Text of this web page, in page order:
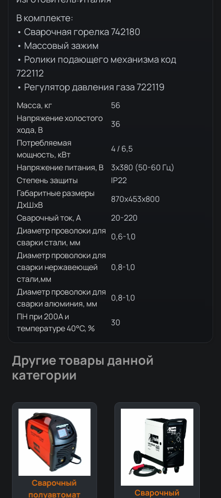
В комплекте:
• Сварочная горелка 742180
• Массовый зажим
• Ролики подающего механизма код
722112
• Регулятор давления газа 722119
Масса, кг
56
Напряжение холостого
хода, В
36
Потребляемая
мощность, кВт
4 / 6,5
Напряжение питания, В
3х380 (50-60 Гц)
Степень защиты
IP22
Габаритные размеры
ДхШхВ
870х453х800
Сварочный ток, А
20-220
Диаметр проволоки для
сварки стали, мм
0,6-1,0
Диаметр проволоки для
сварки нержавеющей
стали,мм
0,8-1,0
Диаметр проволоки для
сварки алюминия, мм
0,8-1,0
ПН при 200А и
температуре 40°С, %
30
Другие товары данной
категории
Сварочный
полуавтомат
Сварочный